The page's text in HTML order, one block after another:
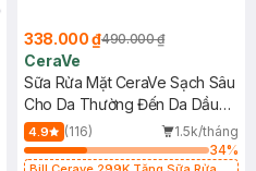
338.000 ₫490.000 ₫
CeraVe
Sữa Rửa Mặt CeraVe Sạch Sâu
Cho Da Thường Đến Da Dầu
473ml
4.9 (116)
1.5k/tháng
34%